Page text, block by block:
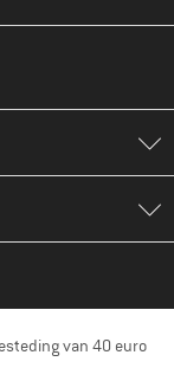
van 40 euro